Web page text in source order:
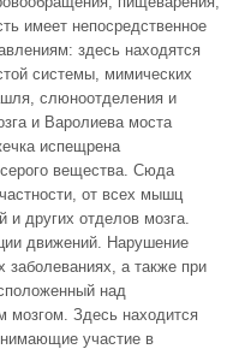
имеет непосредственное
здесь находятся
системы, мимических
слюноотделения и
и Варолиева моста
испещрена
вещества. Сюда
от всех мышц
других отделов мозга.
движений. Нарушение
заболеваниях, а также при
над
мозгом. Здесь находится
участие в